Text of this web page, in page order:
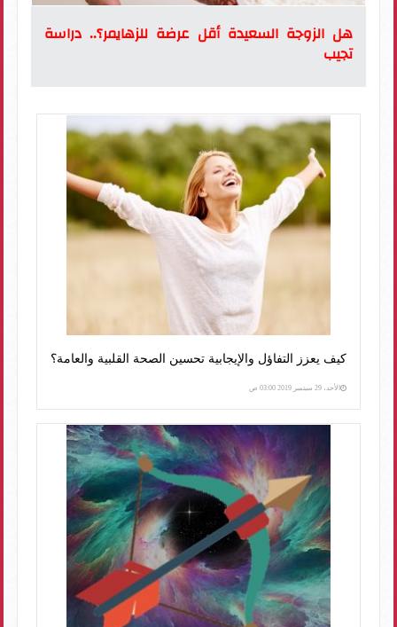
هل الزوجة السعيدة أقل عرضة للزهايمر؟.. دراسة
تجيب
كيف يعزز التفاؤل والإيجابية تحسين الصحة القلبية والعامة؟
الأحد، 29 سبتمبر 2019 03:00 ص